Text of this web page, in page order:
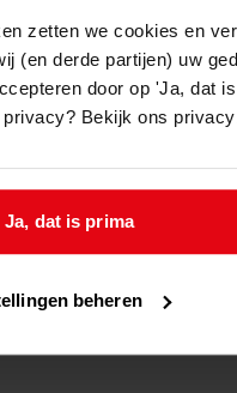
zetten we cookies en
(en derde partijen) uw
door op 'Ja, dat
Bekijk ons
Ja, dat is prima
beheren